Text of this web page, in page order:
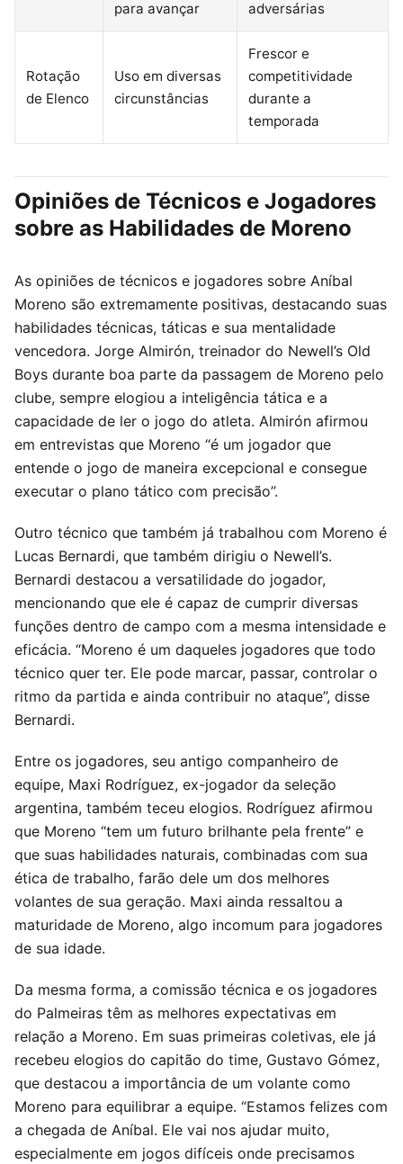
para avançar
adversárias
Rotação
de Elenco
Uso em diversas
circunstâncias
Frescor e
competitividade
durante a
temporada
Opiniões de Técnicos e Jogadores
sobre as Habilidades de Moreno
As opiniões de técnicos e jogadores sobre Aníbal
Moreno são extremamente positivas, destacando suas
habilidades técnicas, táticas e sua mentalidade
vencedora. Jorge Almirón, treinador do Newell’s Old
Boys durante boa parte da passagem de Moreno pelo
clube, sempre elogiou a inteligência tática e a
capacidade de ler o jogo do atleta. Almirón afirmou
em entrevistas que Moreno “é um jogador que
entende o jogo de maneira excepcional e consegue
executar o plano tático com precisão”.
Outro técnico que também já trabalhou com Moreno é
Lucas Bernardi, que também dirigiu o Newell’s.
Bernardi destacou a versatilidade do jogador,
mencionando que ele é capaz de cumprir diversas
funções dentro de campo com a mesma intensidade e
eficácia. “Moreno é um daqueles jogadores que todo
técnico quer ter. Ele pode marcar, passar, controlar o
ritmo da partida e ainda contribuir no ataque”, disse
Bernardi.
Entre os jogadores, seu antigo companheiro de
equipe, Maxi Rodríguez, ex-jogador da seleção
argentina, também teceu elogios. Rodríguez afirmou
que Moreno “tem um futuro brilhante pela frente” e
que suas habilidades naturais, combinadas com sua
ética de trabalho, farão dele um dos melhores
volantes de sua geração. Maxi ainda ressaltou a
maturidade de Moreno, algo incomum para jogadores
de sua idade.
Da mesma forma, a comissão técnica e os jogadores
do Palmeiras têm as melhores expectativas em
relação a Moreno. Em suas primeiras coletivas, ele já
recebeu elogios do capitão do time, Gustavo Gómez,
que destacou a importância de um volante como
Moreno para equilibrar a equipe. “Estamos felizes com
a chegada de Aníbal. Ele vai nos ajudar muito,
especialmente em jogos difíceis onde precisamos